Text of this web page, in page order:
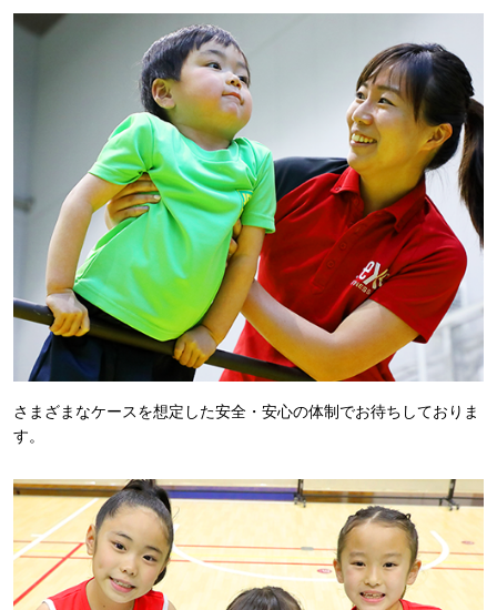
さまざまなケースを想定した安全・安心の体制でお待ちしておりま
す。